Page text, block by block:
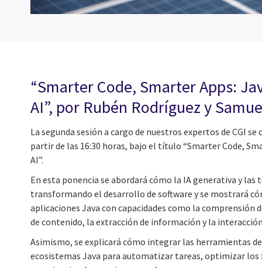
“Smarter Code, Smarter Apps:
AI”, por Rubén Rodríguez y
La segunda sesión a cargo de nuestros expertos de CGI
partir de las 16:30 horas, bajo el título “Smarter Code,
AI”.
En esta ponencia se abordará cómo la IA generativa y las
transformando el desarrollo de software y se mostrará
aplicaciones Java con capacidades como la comprensión
de contenido, la extracción de información y la
Asimismo, se explicará cómo integrar las herramientas
ecosistemas Java para automatizar tareas, optimizar